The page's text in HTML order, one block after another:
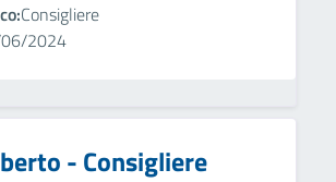
Consigliere
2024
- Consigliere